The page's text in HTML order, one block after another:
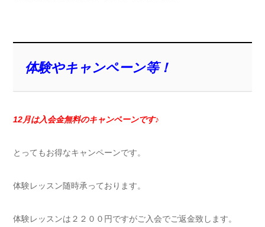
体験やキャンペーン等！
12月は入会金無料のキャンペーンです♪
とってもお得なキャンペーンです。
体験レッスン随時承っております。
体験レッスンは２２００円ですがご入会でご返金致します。